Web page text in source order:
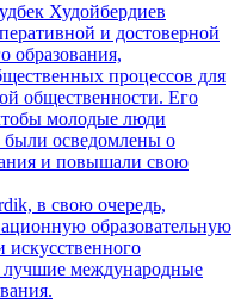
Худойбердиев
и достоверной
образования,
процессов для
общественности. Его
молодые люди
осведомлены о
и повышали свою
в свою очередь,
образовательную
искусственного
лучшие международные